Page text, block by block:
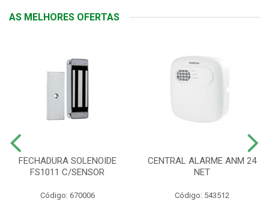
AS MELHORES OFERTAS
FECHADURA SOLENOIDE
FS1011 C/SENSOR
Código: 670006
CENTRAL ALARME ANM 24
NET
Código: 543512